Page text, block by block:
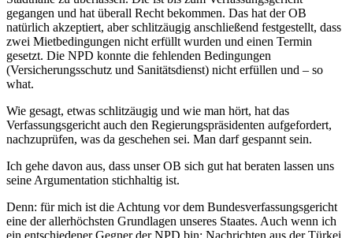
gegangen und hat überall Recht bekommen. Das hat der OB
natürlich akzeptiert, aber schlitzäugig anschließend festgestellt, dass
zwei Mietbedingungen nicht erfüllt wurden und einen Termin
gesetzt. Die NPD konnte die fehlenden Bedingungen
(Versicherungsschutz und Sanitätsdienst) nicht erfüllen und – so
what.
Wie gesagt, etwas schlitzäugig und wie man hört, hat das
Verfassungsgericht auch den Regierungspräsidenten aufgefordert,
nachzuprüfen, was da geschehen sei. Man darf gespannt sein.
Ich gehe davon aus, dass unser OB sich gut hat beraten lassen uns
seine Argumentation stichhaltig ist.
Denn: für mich ist die Achtung vor dem Bundesverfassungsgericht
eine der allerhöchsten Grundlagen unseres Staates. Auch wenn ich
ein entschiedener Gegner der NPD bin: Nachrichten aus der Türkei